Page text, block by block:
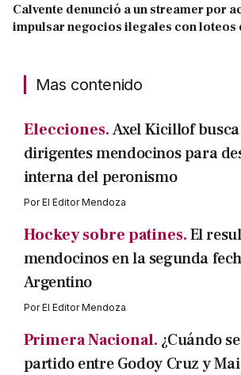
Calvente denunció a un streamer por
impulsar negocios ilegales con loteos
Mas contenido
Elecciones.Axel Kicillof
dirigentes mendocinos para
interna del peronismo
PorEl Editor Mendoza
Hockey sobre patines.El
mendocinos en la segunda
Argentino
PorEl Editor Mendoza
Primera Nacional. ¿Cuándo
partido entre Godoy Cruz y